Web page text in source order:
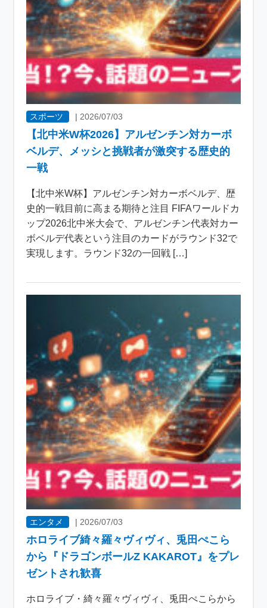
スポーツ | 2026/07/03
【北中米W杯2026】アルゼンチン対カーボ
ベルデ、メッシと挑戦者が激突する歴史的
一戦
【北中米W杯】アルゼンチン対カーボベルデ、歴
史的一戦目前に高まる期待と注目 FIFAワールドカ
ップ2026北中米大会で、アルゼンチン代表対カー
ボベルデ代表という注目のカードがラウンド32で
実現します。ラウンド32の一回戦 […]
エンタメ | 2026/07/03
ホロライブ綺々羅々ヴィヴィ、兎田ぺこら
から『ドラゴンボールZ KAKAROT』をプレ
ゼントされ歓喜
ホロライブ・綺々羅々ヴィヴィ、兎田ぺこらから